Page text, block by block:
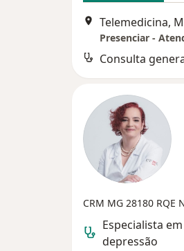
Telemedicina,
Presenciar -
Consulta
CRM MG 28180 RQE
Especialista
depressão